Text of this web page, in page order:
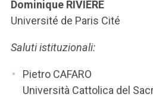
Dominique RIVIÈRE
Université de Paris Cité
Saluti istituzionali:
Pietro CAFARO
Università Cattolica del